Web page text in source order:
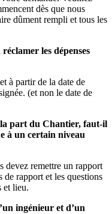
dès que nous
dûment rempli et tous les
les dépenses
à partir de la date de
(et non le date de
part du Chantier, faut-il
à un certain niveau
devez remettre un rapport
rapport et les questions
et lieu.
ingénieur et d’un